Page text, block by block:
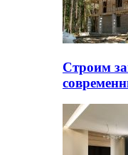
Строим